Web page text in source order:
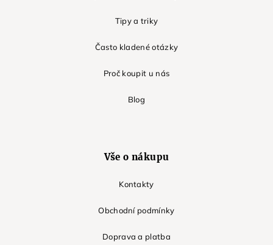
Tipy a triky
Často kladené otázky
Proč koupit u nás
Blog
Vše o nákupu
Kontakty
Obchodní podmínky
Doprava a platba